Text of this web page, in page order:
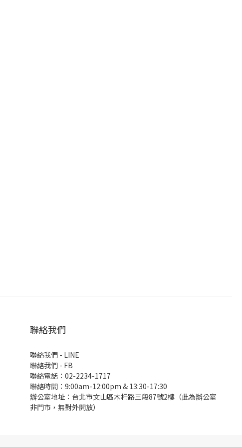
聯絡我們
聯絡我們 - LINE
聯絡我們 - FB
聯絡電話：02-2234-1717
聯絡時間：9:00am-12:00pm & 13:30-17:30
辦公室地址：台北市文山區木柵路三段87號2樓（此為辦公室
非門市，無對外開放）